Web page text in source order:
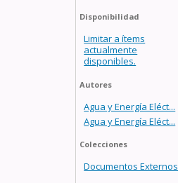
Disponibilidad
Limitar a ítems
actualmente
disponibles.
Autores
Agua y Energía Eléct...
Agua y Energía Eléct...
Colecciones
Documentos Externos